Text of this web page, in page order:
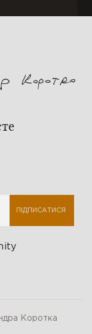
ПІДПИСАТИСЯ
Коротка